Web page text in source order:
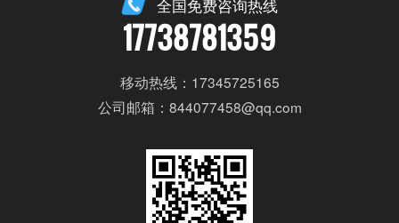
全国免费咨询热线
17738781359
移动热线：17345725165
公司邮箱：844077458@qq.com